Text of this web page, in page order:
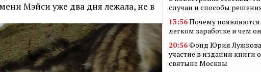
Мэйси уже два дня лежала, не в
случаи и способы
13:56Почему появляются
легком заработке и чем
20:56Фонд Юрия
участие в издании книги
святыне Москвы